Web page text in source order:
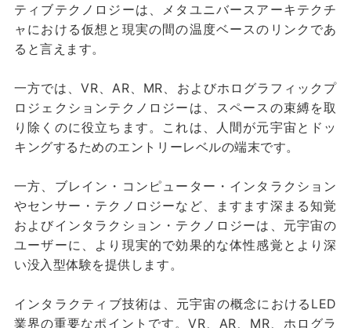
ティブテクノロジーは、メタユニバースアーキテクチ
ャにおける仮想と現実の間の温度ベースのリンクであ
ると言えます。
一方では、VR、AR、MR、およびホログラフィックプ
ロジェクションテクノロジーは、スペースの束縛を取
り除くのに役立ちます。これは、人間が元宇宙とドッ
キングするためのエントリーレベルの端末です。
一方、ブレイン・コンピューター・インタラクション
やセンサー・テクノロジーなど、ますます深まる知覚
およびインタラクション・テクノロジーは、元宇宙の
ユーザーに、より現実的で効果的な体性感覚とより深
い没入型体験を提供します。
インタラクティブ技術は、元宇宙の概念におけるLED
業界の重要なポイントです。VR、AR、MR、ホログラ